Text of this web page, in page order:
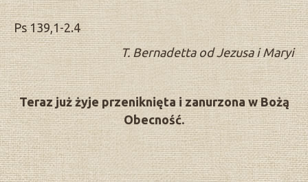
Ps 139,1-2.4
T. Bernadetta od Jezusa i Maryi
Teraz już żyje przeniknięta i zanurzona w Bożą
Obecność.